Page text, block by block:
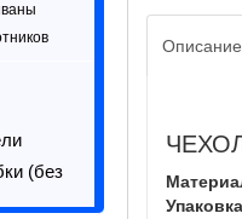
(без
Описание
Упаковка